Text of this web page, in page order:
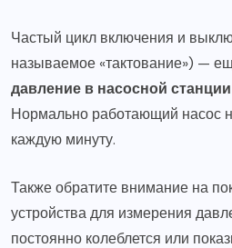
Частый цикл включения и
называемое «тактование») —
давление в насосной станции
Нормально работающий насос
каждую минуту.
Также обратите внимание на
устройства для измерения
постоянно колеблется или